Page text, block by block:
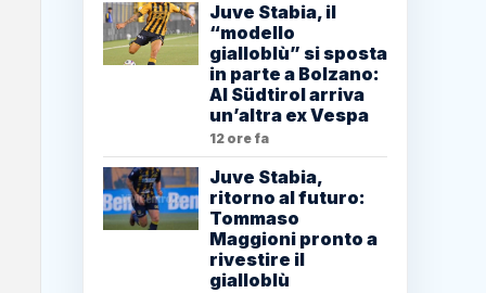
Juve Stabia, il
“modello
gialloblù” si sposta
in parte a Bolzano:
Al Südtirol arriva
un’altra ex Vespa
12 ore fa
Juve Stabia,
ritorno al futuro:
Tommaso
Maggioni pronto a
rivestire il
gialloblù